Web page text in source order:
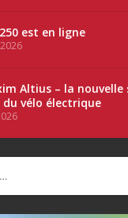
est en ligne
Altius – la nouvelle
du vélo électrique